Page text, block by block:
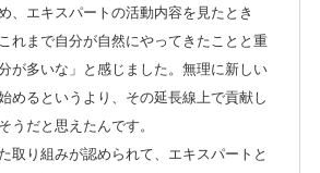
、エキスパートの活動内容を見たとき
れまで自分が自然にやってきたことと重
が多いな」と感じました。無理に新しい
めるというより、その延長線上で貢献し
うだと思えたんです。
取り組みが認められて、エキスパートと